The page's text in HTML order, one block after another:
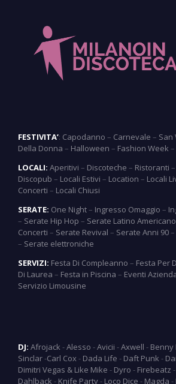
FESTIVITA’: Capodanno – Carnevale – San
Della Donna – Halloween – Fashion Week –
LOCALI: Aperitivi – Discoteche – Ristoranti –
Discopub – Locali Estivi – Location – Locali
Concerti – Locali Chiusi
SERATE: One Night– Ingresso Omaggio –
– Serate Hip Hop – Serate Latino Americano
Concerti – Serate Revival – Serate Anni 90–
– Serate elettroniche
SERVIZI: Festa Di Compleanno – Festa Per
Di Laurea – Festa in Piscina – Eventi
Servizio Limousine
DJ: Afrojack -Alesso -Avicii -Axwell - Benny
Sinclar-Carl Cox- Dada Life - Daft Punk -
Dimitri Vegas & Like Mike - Dyro - Firebeatz -
Dahlback - Knife Party- Loco Dice - Magda -